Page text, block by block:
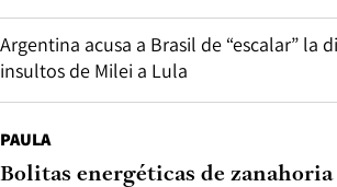
Argentina acusa a Brasil de “escalar” la
insultos de Milei a Lula
PAULA
Bolitas energéticas de zanahoria